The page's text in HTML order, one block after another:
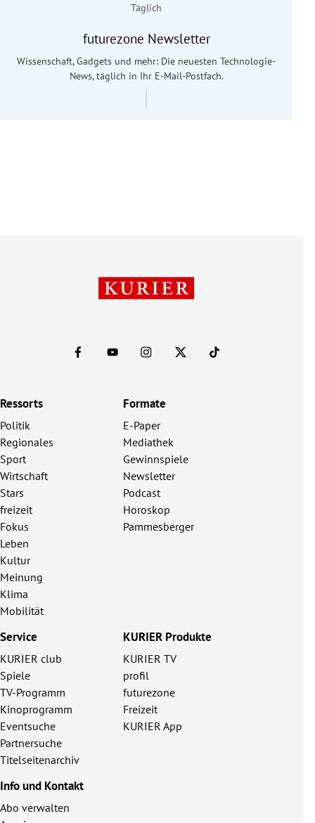
Täglich
futurezone Newsletter
Wissenschaft, Gadgets und mehr: Die neuesten Technologie-
News, täglich in Ihr E-Mail-Postfach.
Ressorts
Politik
Regionales
Sport
Wirtschaft
Stars
freizeit
Fokus
Leben
Kultur
Meinung
Klima
Mobilität
Formate
E-Paper
Mediathek
Gewinnspiele
Newsletter
Podcast
Horoskop
Pammesberger
Service
KURIER club
Spiele
TV-Programm
Kinoprogramm
Eventsuche
Partnersuche
Titelseitenarchiv
KURIER Produkte
KURIER TV
profil
futurezone
Freizeit
KURIER App
Info und Kontakt
Abo verwalten